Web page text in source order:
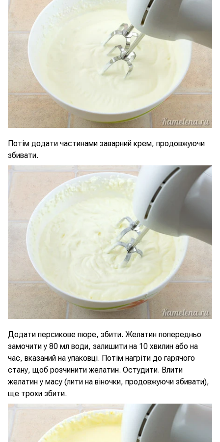
Потім додати частинами заварний крем, продовжуючи
збивати.
Додати персикове пюре, збити. Желатин попередньо
замочити у 80 мл води, залишити на 10 хвилин або на
час, вказаний на упаковці. Потім нагріти до гарячого
стану, щоб розчинити желатин. Остудити. Влити
желатин у масу (лити на віночки, продовжуючи збивати),
ще трохи збити.